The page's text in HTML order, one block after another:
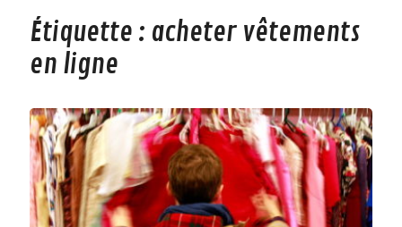
Étiquette : acheter vêtements
en ligne